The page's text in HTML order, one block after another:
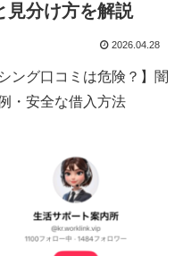
見分け方を解説
2026.04.28
ング口コミは危険？】闇
・安全な借入方法